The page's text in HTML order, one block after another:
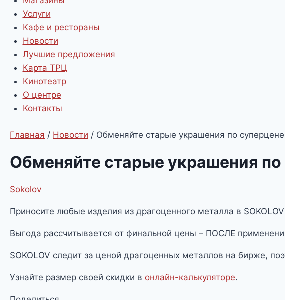
Услуги
Кафе и рестораны
Новости
Лучшие предложения
Карта ТРЦ
Кинотеатр
О центре
Контакты
Главная / Новости / Обменяйте старые украшения по
Обменяйте старые украшения по
Sokolov
Приносите любые изделия из драгоценного металла в
Выгода рассчитывается от финальной цены – ПОСЛЕ
SOKOLOV следит за ценой драгоценных металлов на бирже,
Узнайте размер своей скидки в онлайн-калькуляторе.